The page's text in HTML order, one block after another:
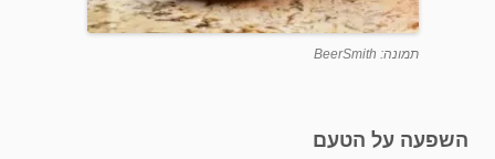
תמונה: BeerSmith
השפעה על הטעם